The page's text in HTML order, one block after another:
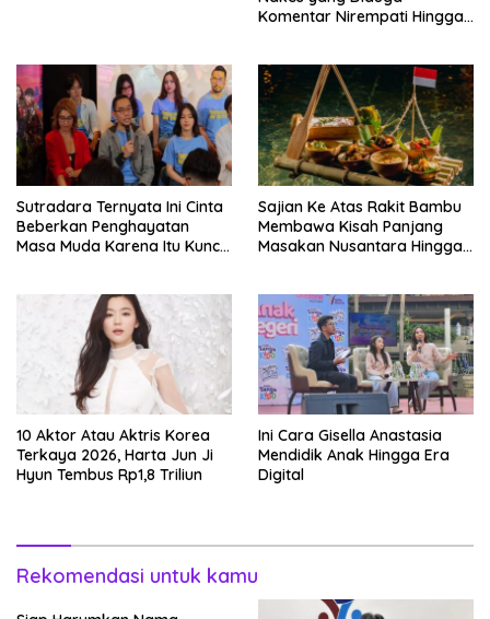
Komentar Nirempati Hingga
Sutradara Ternyata Ini Cinta
Beberkan Penghayatan
Masa Muda Karena Itu Kunci
Sajian Ke Atas Rakit Bambu
Membawa Kisah Panjang
Masakan Nusantara Hingga
10 Aktor Atau Aktris Korea
Terkaya 2026, Harta Jun Ji
Hyun Tembus Rp1,8 Triliun
Ini Cara Gisella Anastasia
Mendidik Anak Hingga Era
Digital
Rekomendasi untuk kamu